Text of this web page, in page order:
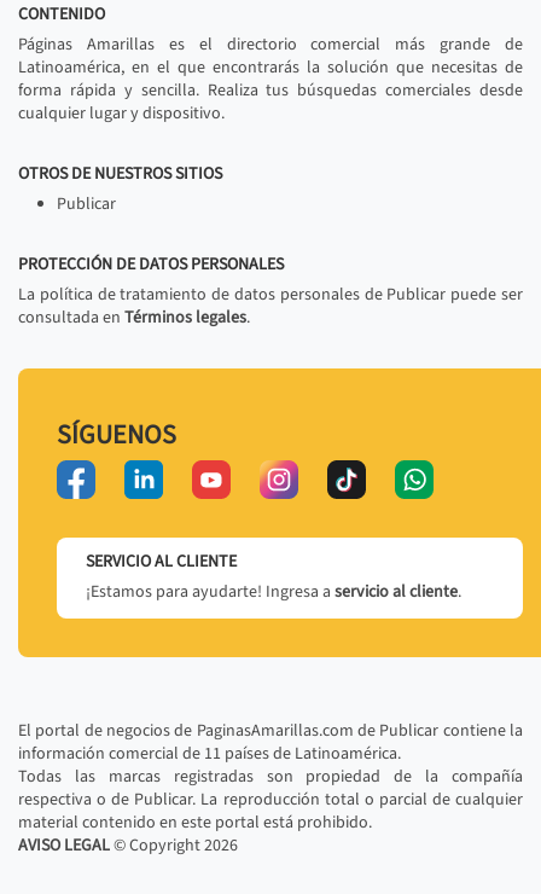
CONTENIDO
Páginas Amarillas es el directorio comercial más grande de
Latinoamérica, en el que encontrarás la solución que necesitas de
forma rápida y sencilla. Realiza tus búsquedas comerciales desde
cualquier lugar y dispositivo.
OTROS DE NUESTROS SITIOS
Publicar
PROTECCIÓN DE DATOS PERSONALES
La política de tratamiento de datos personales de Publicar puede ser
consultada en Términos legales.
SÍGUENOS
SERVICIO AL CLIENTE
¡Estamos para ayudarte! Ingresa a servicio al cliente.
El portal de negocios de PaginasAmarillas.com de Publicar contiene la
información comercial de 11 países de Latinoamérica.
Todas las marcas registradas son propiedad de la compañía
respectiva o de Publicar. La reproducción total o parcial de cualquier
material contenido en este portal está prohibido.
AVISO LEGAL© Copyright2026